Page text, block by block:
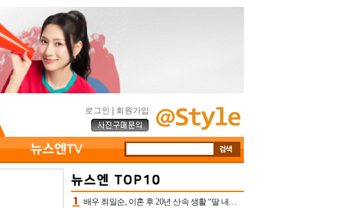
로그인 회원가입
배우 최일순, 이혼 후 20년 산속 생활 “딸 내가 버렸다고 원망‥맘 아파”(특종)[어제TV]